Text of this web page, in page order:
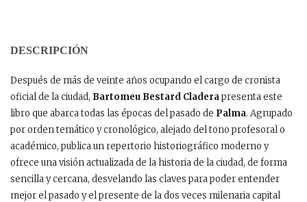
DESCRIPCIÓN
Después de más de veinte años ocupando el cargo de cronista
oficial de la ciudad, Bartomeu Bestard Claderapresenta este
libro que abarca todas las épocas del pasado de Palma. Agrupado
por orden temático y cronológico, alejado del tono profesoral o
académico, publica un repertorio historiográfico moderno y
ofrece una visión actualizada de la historia de la ciudad, de forma
sencilla y cercana, desvelando las claves para poder entender
mejor el pasado y el presente de la dos veces milenaria capital